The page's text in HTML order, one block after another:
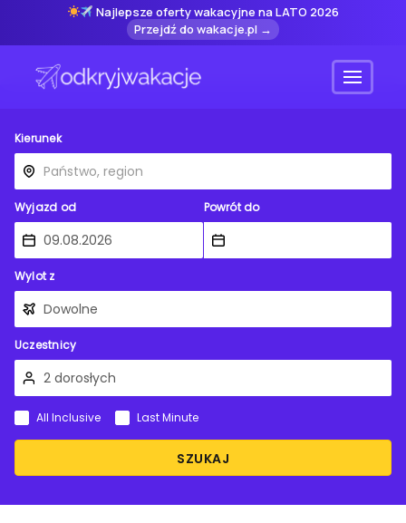
Najlepsze oferty wakacyjne na LATO 2026
Przejdź do wakacje.pl →
Menu
Kierunek
Wyjazd od Powrót do
Wylot z
Uczestnicy
SZUKAJ
All Inclusive Last Minute